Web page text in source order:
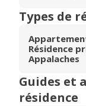
Types de
Résidence
Appalaches
Guides et
résidence